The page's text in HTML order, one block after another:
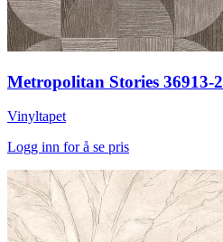
Metropolitan Stories 36913-2
Vinyltapet
Logg inn for å se pris